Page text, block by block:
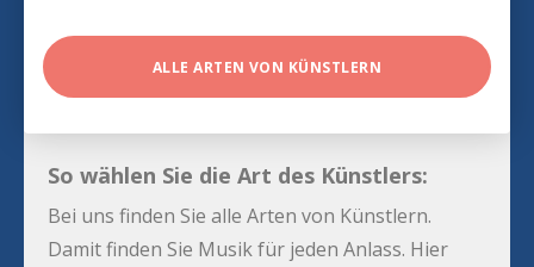
ALLE ARTEN VON KÜNSTLERN
So wählen Sie die Art des Künstlers:
Bei uns finden Sie alle Arten von Künstlern.
Damit finden Sie Musik für jeden Anlass. Hier